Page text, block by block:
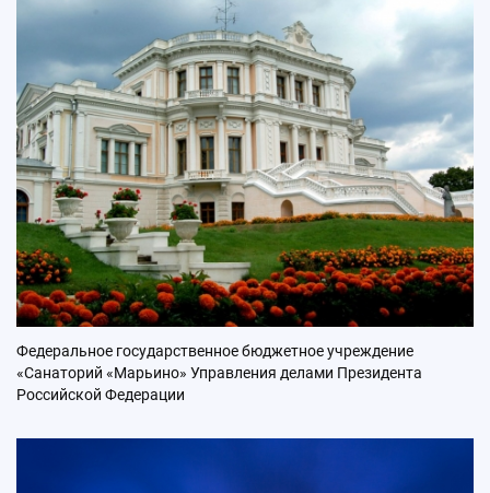
Федеральное государственное бюджетное учреждение
«Санаторий «Марьино» Управления делами Президента
Российской Федерации